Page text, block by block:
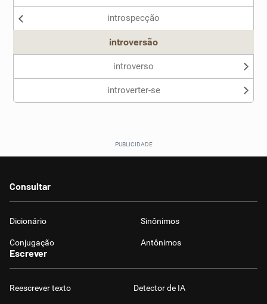
introspecção
introversão
introverso
introverter-se
Consultar
Dicionário Sinônimos
Conjugação Antônimos
Escrever
Reescrever texto Detector de IA